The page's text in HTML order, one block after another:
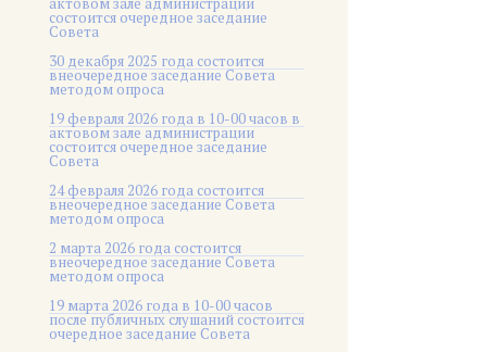
состоится очередное заседание
Совета
30 декабря 2025 года состоится
внеочередное заседание Совета
методом опроса
19 февраля 2026 года в 10-00 часов в
актовом зале администрации
состоится очередное заседание
Совета
24 февраля 2026 года состоится
внеочередное заседание Совета
методом опроса
2 марта 2026 года состоится
внеочередное заседание Совета
методом опроса
19 марта 2026 года в 10-00 часов
после публичных слушаний состоится
очередное заседание Совета